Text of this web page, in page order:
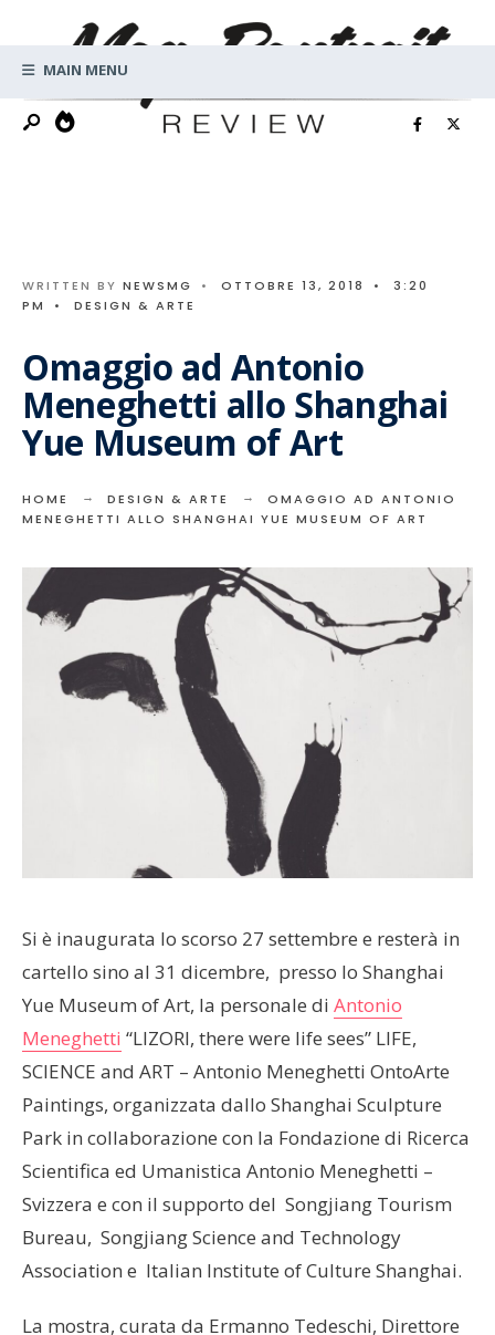
contentMAIN MENU
WRITTEN BY NEWSMG • OTTOBRE 13, 2018 •
3:20
PM
• DESIGN & ARTE
Omaggio ad Antonio
Meneghetti allo Shanghai
Yue Museum of Art
HOME DESIGN & ARTE
OMAGGIO AD ANTONIO
MENEGHETTI ALLO SHANGHAI YUE MUSEUM OF ART
Si è inaugurata lo scorso 27 settembre e resterà in
cartello sino al 31 dicembre, presso lo Shanghai
Yue Museum of Art, la personale di Antonio
Meneghetti “LIZORI, there were life sees” LIFE,
SCIENCE and ART – Antonio Meneghetti OntoArte
Paintings, organizzata dallo Shanghai Sculpture
Park in collaborazione con la Fondazione di Ricerca
Scientifica ed Umanistica Antonio Meneghetti –
Svizzera e con il supporto del Songjiang Tourism
Bureau, Songjiang Science and Technology
Association e Italian Institute of Culture Shanghai.
La mostra, curata da Ermanno Tedeschi, Direttore